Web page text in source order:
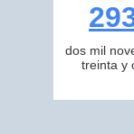
dos mil
treinta y